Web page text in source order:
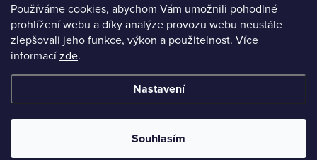
Používáme cookies, abychom Vám umožnili pohodlné
prohlížení webu a díky analýze provozu webu neustále
zlepšovali jeho funkce, výkon a použitelnost. Více
informacízde.
Nastavení
Souhlasím
Tento projekt byl realizován pod reg.č. 0380001205 s názvem Panthera Leo
zaměřený na inovaci webu a marketingových nástrojů financovaný Evropskou Unií -
Připraveno ve spolupráci s Broken